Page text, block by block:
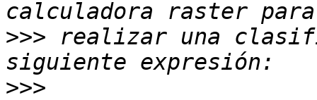
>>> realizar una
>>>